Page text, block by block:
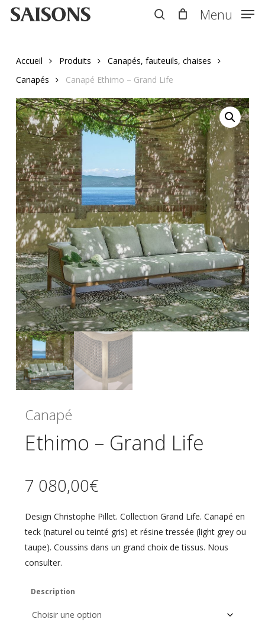
Skip
Menu
Accueil Produits
Canapés, fauteuils, chaises
Canapés
Canapé Ethimo – Grand Life
Canapé
Ethimo – Grand Life
7 080,00€
Design Christophe Pillet. Collection Grand Life. Canapé en
teck (naturel ou teinté gris) et résine tressée (light grey ou
taupe). Coussins dans un grand choix de tissus. Nous
consulter.
Description